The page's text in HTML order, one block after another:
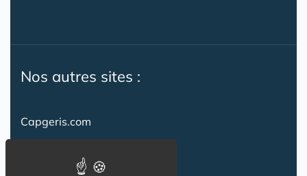
Nos autres sites :
Capgeris.com